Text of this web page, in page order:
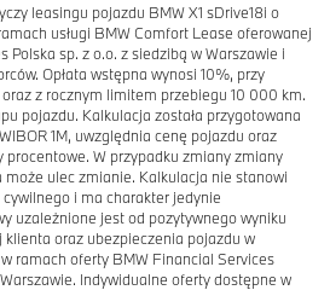
leasingu pojazdu BMW X1 sDrive18i o
usługi BMW Comfort Lease oferowanej
Polska sp. z o.o. z siedzibą w Warszawie i
Opłata wstępna wynosi 10%, przy
z rocznym limitem przebiegu 10 000 km.
pojazdu. Kalkulacja została przygotowana
1M, uwzględnia cenę pojazdu oraz
W przypadku zmiany zmiany
ulec zmianie. Kalkulacja nie stanowi
i ma charakter jedynie
uzależnione jest od pozytywnego wyniku
oraz ubezpieczenia pojazdu w
ramach oferty BMW Financial Services
Indywidualne oferty dostępne w